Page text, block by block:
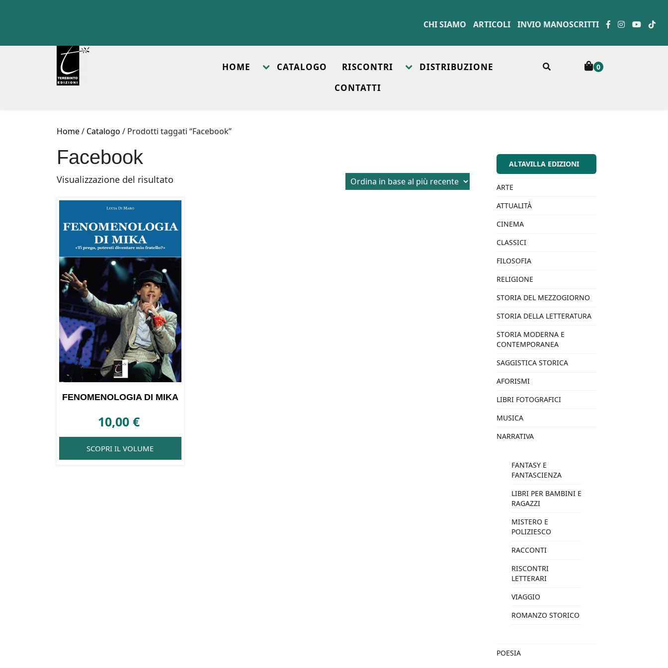
CHI SIAMO ARTICOLI INVIO MANOSCRITTI
HOME CATALOGO RISCONTRI
DISTRIBUZIONE
CONTATTI
0
Home/ Catalogo / Prodotti taggati “Facebook”
Facebook
Visualizzazione del risultato
FENOMENOLOGIA DI MIKA
10,00€
SCOPRI IL VOLUME
ALTAVILLA EDIZIONI
ARTE
ATTUALITÀ
CINEMA
CLASSICI
FILOSOFIA
RELIGIONE
STORIA DEL MEZZOGIORNO
STORIA DELLA LETTERATURA
STORIA MODERNA E
CONTEMPORANEA
SAGGISTICA STORICA
AFORISMI
LIBRI FOTOGRAFICI
MUSICA
NARRATIVA
FANTASY E
FANTASCIENZA
LIBRI PER BAMBINI E
RAGAZZI
MISTERO E
POLIZIESCO
RACCONTI
RISCONTRI
LETTERARI
VIAGGIO
ROMANZO STORICO
POESIA